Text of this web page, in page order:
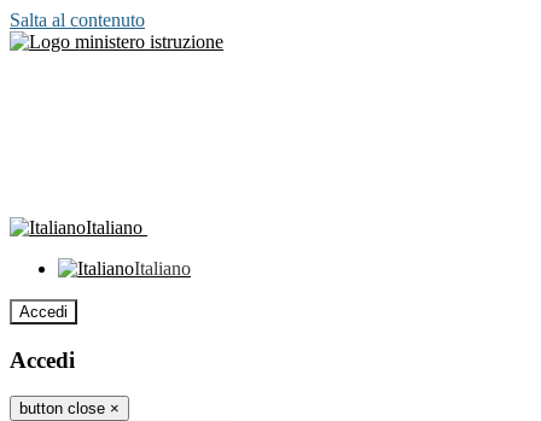
Salta al contenuto
Italiano
Italiano
Accedi
Accedi
button close ×